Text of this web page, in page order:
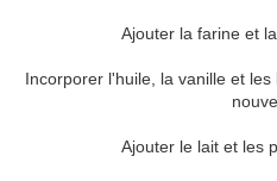
Ajouter la farine et
Incorporer l'huile, la vanille et
Ajouter le lait et les